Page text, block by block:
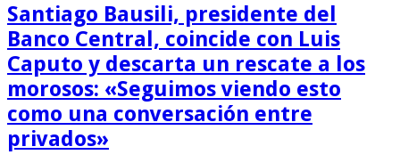
Santiago Bausili, presidente del
Banco Central, coincide con Luis
Caputo y descarta un rescate a los
morosos: «Seguimos viendo esto
como una conversación entre
privados»